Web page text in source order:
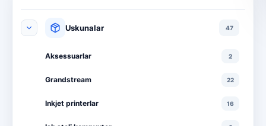
Uskunalar 47
Aksessuarlar 2
Grandstream 22
Inkjet printerlar 16